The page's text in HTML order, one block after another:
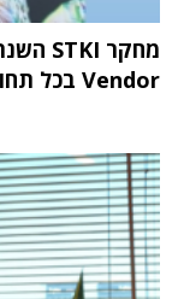
Vendor בכל תחומי שוק ה-IT